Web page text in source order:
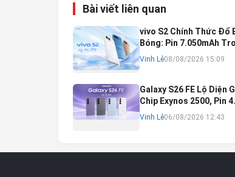
Bài viết liên quan
vivo S2 Chính Thức Đổ
Bóng: Pin 7.050mAh
Nhẹ Khó Tin
Vinh Lê08/08/2026 15:09
Galaxy S26 FE Lộ Diện
Chip Exynos 2500, Pin
Dự Kiến
Vinh Lê06/08/2026 12:43